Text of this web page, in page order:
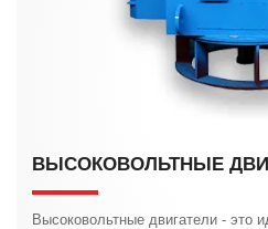
ВЫСОКОВОЛЬТНЫЕ
Высоковольтные двигатели - это